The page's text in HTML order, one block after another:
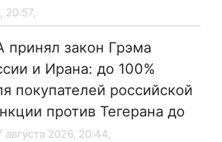
20:57,
закон Грэма
и Ирана: до 100%
покупателей российской
против Тегерана до
августа 2026, 20:44,